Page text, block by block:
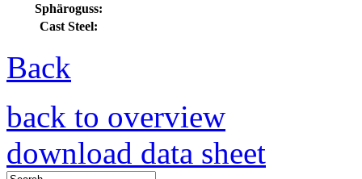
Sphäroguss:
Cast Steel:
Back
back to overview
download data sheet